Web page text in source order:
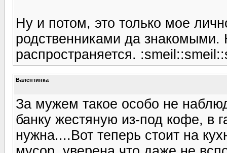
Ну и потом, это только мое
родственниками да
распространяется.
Валентинка
За мужем такое особо не
банку жестяную из-под кофе, в
нужна....Вот теперь стоит на